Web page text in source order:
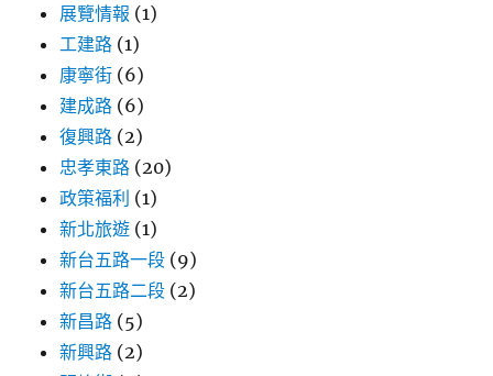
展覽情報 (1)
工建路 (1)
康寧街 (6)
建成路 (6)
復興路 (2)
忠孝東路 (20)
政策福利 (1)
新北旅遊 (1)
新台五路一段 (9)
新台五路二段 (2)
新昌路 (5)
新興路 (2)